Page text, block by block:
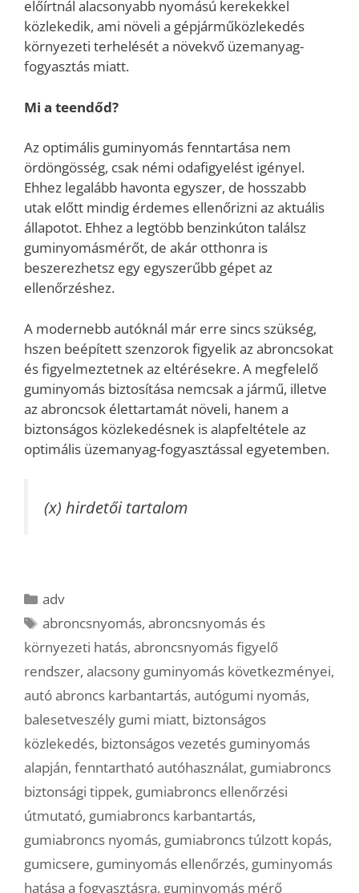
előírtnál alacsonyabb nyomású kerekekkel
közlekedik, ami növeli a gépjárműközlekedés
környezeti terhelését a növekvő üzemanyag-
fogyasztás miatt.
Mi a teendőd?
Az optimális guminyomás fenntartása nem
ördöngösség, csak némi odafigyelést igényel.
Ehhez legalább havonta egyszer, de hosszabb
utak előtt mindig érdemes ellenőrizni az aktuális
állapotot. Ehhez a legtöbb benzinkúton találsz
guminyomásmérőt, de akár otthonra is
beszerezhetsz egy egyszerűbb gépet az
ellenőrzéshez.
A modernebb autóknál már erre sincs szükség,
hszen beépített szenzorok figyelik az abroncsokat
és figyelmeztetnek az eltérésekre. A megfelelő
guminyomás biztosítása nemcsak a jármű, illetve
az abroncsok élettartamát növeli, hanem a
biztonságos közlekedésnek is alapfeltétele az
optimális üzemanyag-fogyasztással egyetemben.
(x) hirdetői tartalom
Kategória
adv
Címkék
abroncsnyomás,abroncsnyomás és
környezeti hatás, abroncsnyomás figyelő
rendszer, alacsony guminyomás következményei,
autó abroncs karbantartás, autógumi nyomás,
balesetveszély gumi miatt, biztonságos
közlekedés, biztonságos vezetés guminyomás
alapján, fenntartható autóhasználat, gumiabroncs
biztonsági tippek, gumiabroncs ellenőrzési
útmutató, gumiabroncs karbantartás,
gumiabroncs nyomás, gumiabroncs túlzott kopás,
gumicsere, guminyomás ellenőrzés, guminyomás
hatása a fogyasztásra, guminyomás mérő